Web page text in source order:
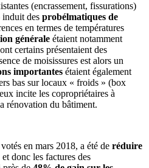
(encrassement, fissurations)
des probélmatiques de
en termes de températures
générale étaient notamment
certains présentaient des
de moisissures est alors un
importantes étaient également
bas sur locaux « froids » (box
incite les copropriétaires à
rénovation du bâtiment.
en mars 2018, a été de réduire
et donc les factures des